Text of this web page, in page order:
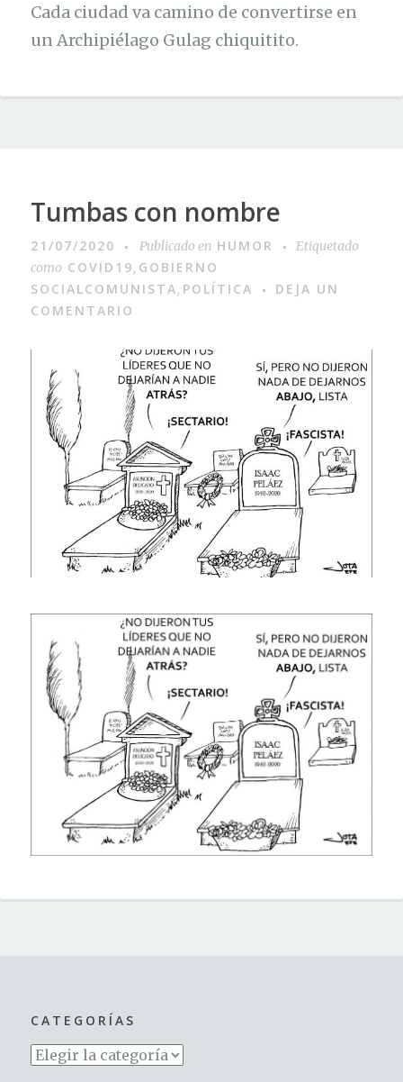
Cada ciudad va camino de convertirse en
un Archipiélago Gulag chiquitito.
Tumbas con nombre
21/07/2020 Publicado en HUMOR
Etiquetado
como COVID19, GOBIERNO
SOCIALCOMUNISTA, POLÍTICA
DEJA UN
COMENTARIO
CATEGORÍAS
Categorías